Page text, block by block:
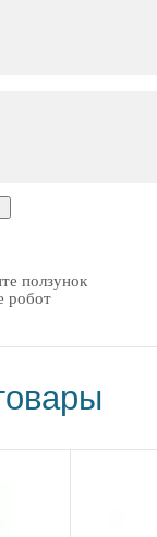
ползунок
робот